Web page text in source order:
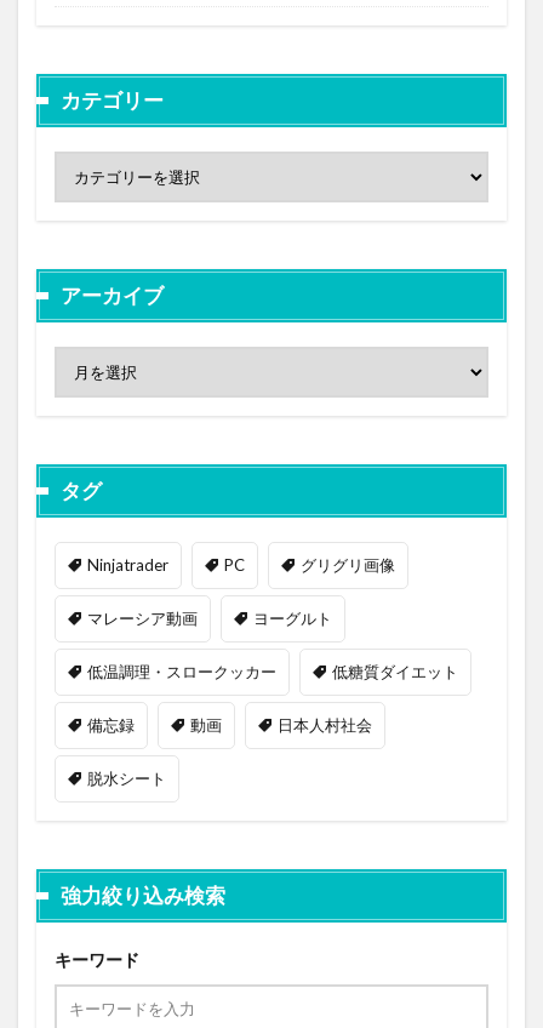
カテゴリー
アーカイブ
タグ
Ninjatrader PC グリグリ画像
マレーシア動画 ヨーグルト
低温調理・スロークッカー 低糖質ダイエット
備忘録 動画 日本人村社会
脱水シート
強力絞り込み検索
キーワード